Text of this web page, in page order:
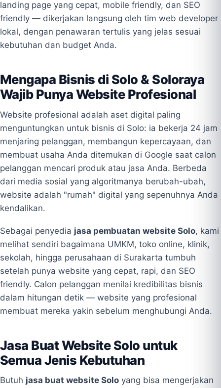
landing page yang cepat, mobile friendly, dan SEO
friendly — dikerjakan langsung oleh tim web developer
lokal, dengan penawaran tertulis yang jelas sesuai
kebutuhan dan budget Anda.
Mengapa Bisnis di Solo & Soloraya
Wajib Punya Website Profesional
Website profesional adalah aset digital paling
menguntungkan untuk bisnis di Solo: ia bekerja 24 jam
menjaring pelanggan, membangun kepercayaan, dan
membuat usaha Anda ditemukan di Google saat calon
pelanggan mencari produk atau jasa Anda. Berbeda
dari media sosial yang algoritmanya berubah-ubah,
website adalah "rumah" digital yang sepenuhnya Anda
kendalikan.
Sebagai penyedia jasa pembuatan website Solo, kami
melihat sendiri bagaimana UMKM, toko online, klinik,
sekolah, hingga perusahaan di Surakarta tumbuh
setelah punya website yang cepat, rapi, dan SEO
friendly. Calon pelanggan menilai kredibilitas bisnis
dalam hitungan detik — website yang profesional
membuat mereka yakin sebelum menghubungi Anda.
Jasa Buat Website Solo untuk
Semua Jenis Kebutuhan
Butuh jasa buat website Solo yang bisa mengerjakan